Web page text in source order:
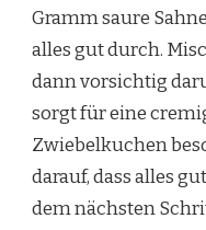
Gramm saure
alles gut durch.
dann vorsichtig
sorgt für eine
Zwiebelkuchen
darauf, dass alles
dem nächsten